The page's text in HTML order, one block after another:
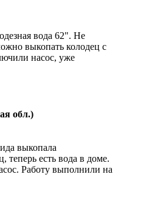
вода 62". Не
выкопать колодец с
насос, уже
обл.)
выкопала
теперь есть вода в доме.
Работу выполнили на